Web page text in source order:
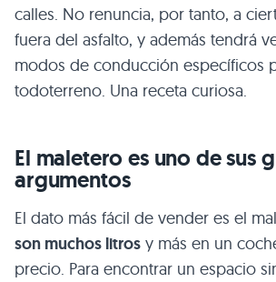
calles. No renuncia, por tanto, a
fuera del asfalto, y además tendrá
modos de conducción específicos
todoterreno. Una receta curiosa.
El maletero es uno de sus
argumentos
El dato más fácil de vender es el
son muchos litros y más en un
precio. Para encontrar un espacio